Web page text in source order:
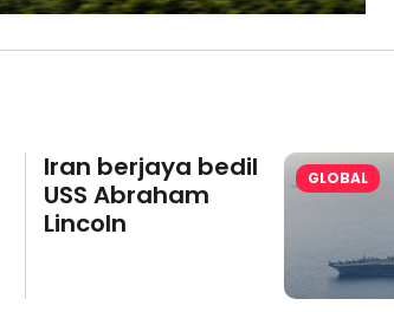
Iran berjaya bedil
USS Abraham
Lincoln
GLOBAL